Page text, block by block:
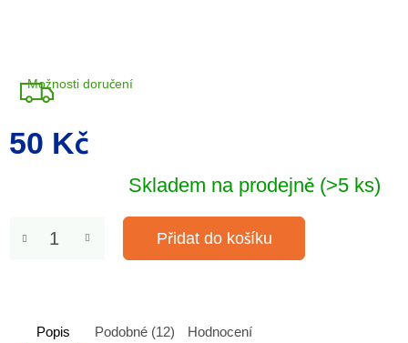
50 Kč
Měrná
cena:
Skladem na prodejně (>5 ks)
Možnosti doručení
Přidat do košíku
Popis Podobné (12) Hodnocení